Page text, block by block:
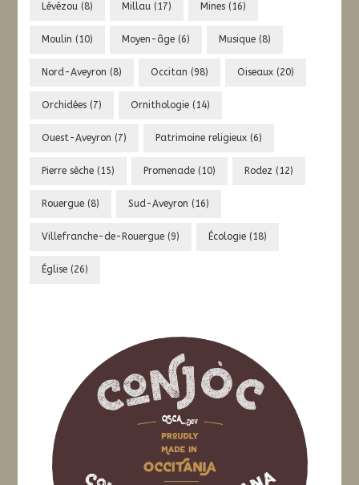
Lévézou (8) Millau (17) Mines (16)
Moulin (10) Moyen-âge (6) Musique (8)
Nord-Aveyron (8) Occitan (98) Oiseaux (20)
Orchidées (7) Ornithologie (14)
Ouest-Aveyron (7) Patrimoine religieux (6)
Pierre sèche (15) Promenade (10) Rodez (12)
Rouergue (8) Sud-Aveyron (16)
Villefranche-de-Rouergue (9) Écologie (18)
Église (26)